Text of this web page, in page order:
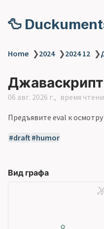
🦆
Home ❯2024 ❯2024 12 ❯
06 авг. 2026 г. время
Предъявите eval к осмотру
draft humor
Вид графа